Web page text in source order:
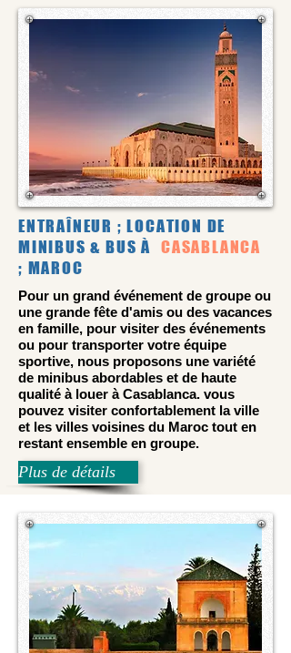
ENTRAÎNEUR ; LOCATION DE
MINIBUS & BUS À CASABLANCA
; MAROC
Pour un grand événement de groupe ou
une grande fête d'amis ou des vacances
en famille, pour visiter des événements
ou pour transporter votre équipe
sportive, nous proposons une variété
de minibus abordables et de haute
qualité à louer à Casablanca. vous
pouvez visiter confortablement la ville
et les villes voisines du Maroc tout en
restant ensemble en groupe.
Plus de détails